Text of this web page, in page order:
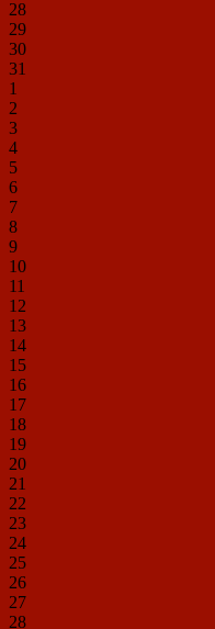
28
29
30
31
1
2
3
4
5
6
7
8
9
10
11
12
13
14
15
16
17
18
19
20
21
22
23
24
25
26
27
28